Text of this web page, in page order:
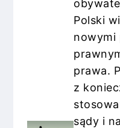
Polski
nowymi
prawa.
z
sądy i